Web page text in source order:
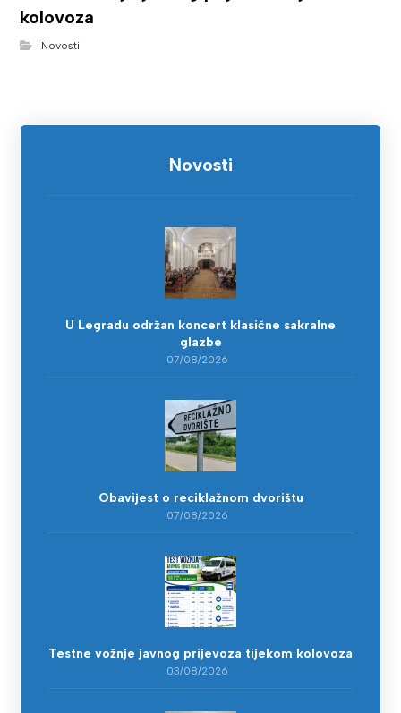
kolovoza
Novosti
Novosti
U Legradu održan koncert klasične sakralne
glazbe
07/08/2026
Obavijest o reciklažnom dvorištu
07/08/2026
Testne vožnje javnog prijevoza tijekom kolovoza
03/08/2026